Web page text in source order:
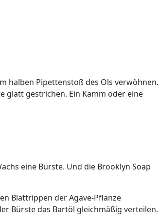
halben Pipettenstoß des Öls verwöhnen.
glatt gestrichen. Ein Kamm oder eine
eine Bürste. Und die Brooklyn Soap
Blattrippen der Agave-Pflanze
Bürste das Bartöl gleichmäßig verteilen.